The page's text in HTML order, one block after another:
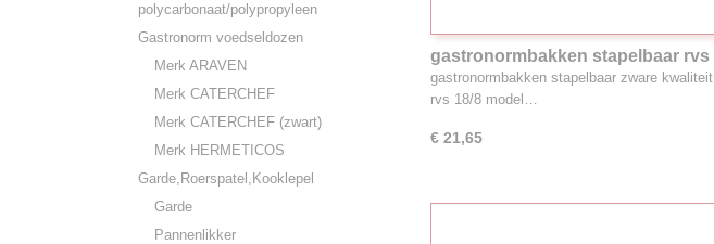
polycarbonaat/polypropyleen
Gastronorm voedseldozen
Merk ARAVEN
Merk CATERCHEF
Merk CATERCHEF (zwart)
Merk HERMETICOS
Garde,Roerspatel,Kooklepel
Garde
Pannenlikker
gastronormbakken stapelbaar rvs
18/8, 7.3L 1/3GN ArtNr 953.131
gastronormbakken stapelbaar zware kwaliteit
rvs 18/8 model…
€ 21,65